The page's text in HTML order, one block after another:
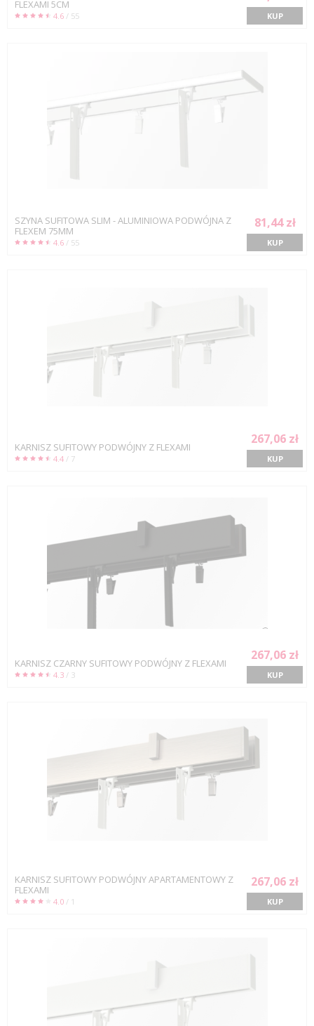
FLEXAMI 5CM
4.6 / 55 KUP
SZYNA SUFITOWA SLIM - ALUMINIOWA PODWÓJNA Z
FLEXEM 75MM
4.6 / 55
81,44 zł
KUP
KARNISZ SUFITOWY PODWÓJNY Z FLEXAMI
4.4 / 7
267,06 zł
KUP
KARNISZ CZARNY SUFITOWY PODWÓJNY Z FLEXAMI
4.3 / 3
267,06 zł
KUP
KARNISZ SUFITOWY PODWÓJNY APARTAMENTOWY Z
FLEXAMI
4.0 / 1
267,06 zł
KUP